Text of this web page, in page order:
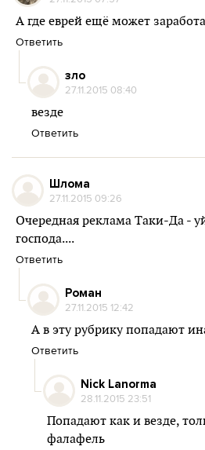
А где еврей ещё может
Ответить
зло
27.11.2015 08:40
везде
Ответить
Шлома
27.11.2015 09:26
Очередная реклама Таки-Да -
господа....
Ответить
Роман
27.11.2015 12:42
А в эту рубрику попадают
Ответить
Nick Lanorma
28.11.2015 23:51
Попадают как и везде,
фалафель